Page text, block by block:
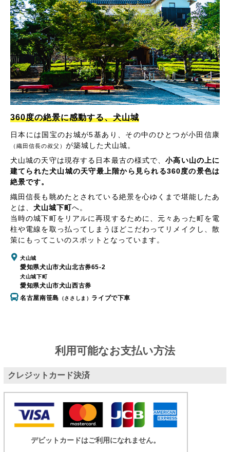
360度の絶景に感動する、犬山城
日本には国宝のお城が5基あり、その中のひとつが小田信康
（織田信長の叔父） が築城した犬山城。
犬山城の天守は現存する日本最古の様式で、小高い山の上に
建てられた犬山城の天守最上階から見られる360度の景色は
絶景です。
織田信長も眺めたとされている絶景を心ゆくまで堪能したあ
とは、 犬山城下町へ。
当時の城下町をリアルに再現するために、元々あった町を電
柱や電線を取っ払ってしまうほどこだわってリメイクし、散
策にもってこいのスポットとなっています。
犬山城
愛知県犬山市犬山北古券65-2
犬山城下町
愛知県犬山市犬山西古券
名古屋南笹島 （ささしま） ライブで下車
利用可能なお支払い方法
クレジットカード決済
デビットカードはご利用になれません。